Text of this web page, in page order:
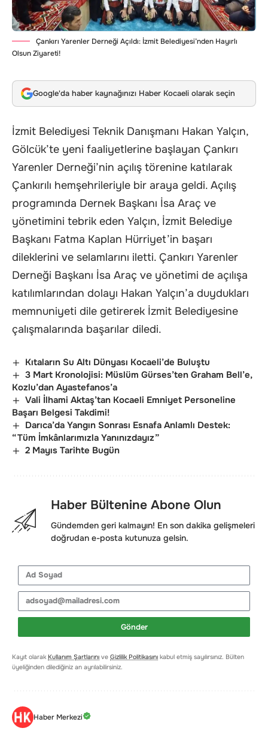
Çankırı Yarenler Derneği Açıldı: İzmit Belediyesi’nden Hayırlı
Olsun Ziyareti!
Google'da haber kaynağınızı Haber Kocaeli olarak seçin
İzmit Belediyesi Teknik Danışmanı Hakan Yalçın,
Gölcük’te yeni faaliyetlerine başlayan Çankırı
Yarenler Derneği’nin açılış törenine katılarak
Çankırılı hemşehrileriyle bir araya geldi. Açılış
programında Dernek Başkanı İsa Araç ve
yönetimini tebrik eden Yalçın, İzmit Belediye
Başkanı Fatma Kaplan Hürriyet’in başarı
dileklerini ve selamlarını iletti. Çankırı Yarenler
Derneği Başkanı İsa Araç ve yönetimi de açılışa
katılımlarından dolayı Hakan Yalçın’a duydukları
memnuniyeti dile getirerek İzmit Belediyesine
çalışmalarında başarılar diledi.
Kıtaların Su Altı Dünyası Kocaeli’de Buluştu
3 Mart Kronolojisi: Müslüm Gürses’ten Graham Bell’e,
Kozlu’dan Ayastefanos’a
Vali İlhami Aktaş’tan Kocaeli Emniyet Personeline
Başarı Belgesi Takdimi!
Darıca’da Yangın Sonrası Esnafa Anlamlı Destek:
“Tüm İmkânlarımızla Yanınızdayız”
2 Mayıs Tarihte Bugün
Haber Bültenine Abone Olun
Gündemden geri kalmayın! En son dakika gelişmeleri
doğrudan e-posta kutunuza gelsin.
Gönder
Kayıt olarak Kullanım Şartlarını ve Gizlilik Politikasını kabul etmiş sayılırsınız. Bülten
üyeliğinden dilediğiniz an ayrılabilirsiniz.
Haber Merkezi